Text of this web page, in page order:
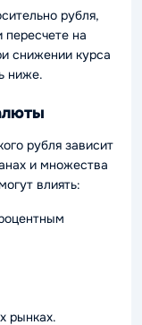
рубля,
пересчете на
снижении курса
ниже.
рубля зависит
и множества
влиять:
рынках.